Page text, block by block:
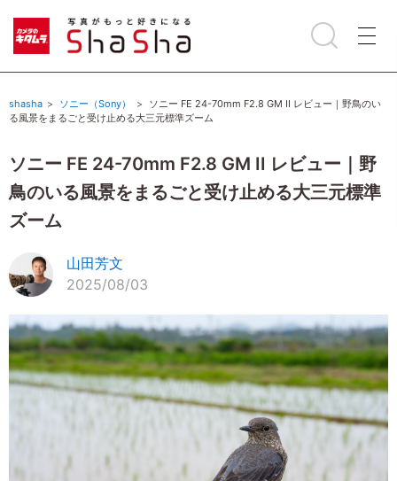
shasha ソニー（Sony）
ソニー FE 24-70mm F2.8 GM II レビュー｜野鳥のい
る風景をまるごと受け止める大三元標準ズーム
ソニー FE 24-70mm F2.8 GM II レビュー｜野
鳥のいる風景をまるごと受け止める大三元標準
ズーム
山田芳文
2025/08/03